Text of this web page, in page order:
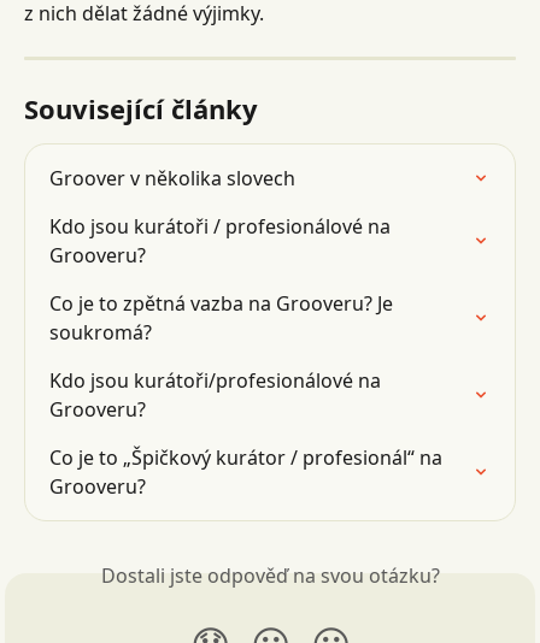
z nich dělat žádné výjimky.
Související články
Groover v několika slovech
Kdo jsou kurátoři / profesionálové na
Grooveru?
Co je to zpětná vazba na Grooveru? Je
soukromá?
Kdo jsou kurátoři/profesionálové na
Grooveru?
Co je to „Špičkový kurátor / profesionál“ na
Grooveru?
Dostali jste odpověď na svou otázku?